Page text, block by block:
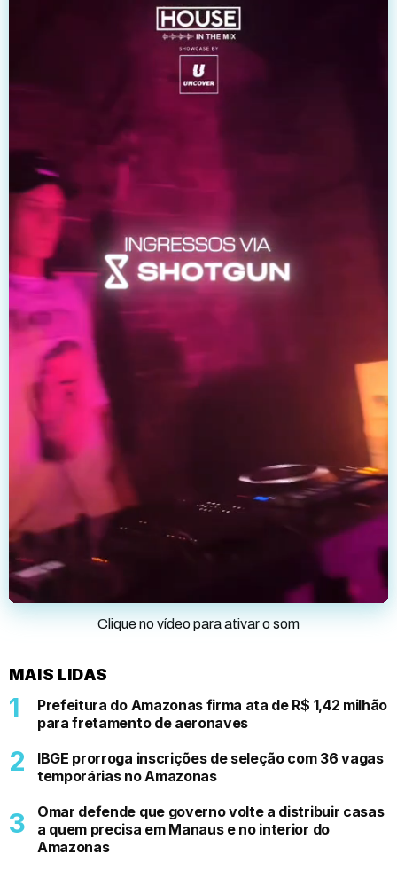
Clique no vídeo para ativar o som
MAIS LIDAS
Prefeitura do Amazonas firma ata de R$ 1,42 milhão
para fretamento de aeronaves
IBGE prorroga inscrições de seleção com 36 vagas
temporárias no Amazonas
Omar defende que governo volte a distribuir casas
a quem precisa em Manaus e no interior do
Amazonas